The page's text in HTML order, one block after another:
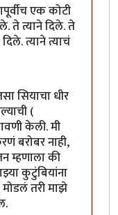
एक कोटी
ते त्याने दिले. ते
त्याने त्याचं
सियाचा धीर
(
केली. मी
बरोबर नाही,
म्हणाला की
कुटुंबियांना
मोडलं तरी माझे